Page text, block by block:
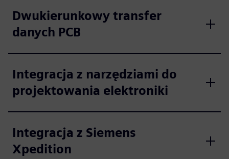
Dwukierunkowy transfer
danych PCB
Integracja z narzędziami do
projektowania elektroniki
Integracja z Siemens
Xpedition